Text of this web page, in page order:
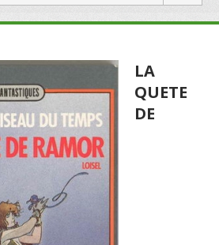
LA
QUETE
DE